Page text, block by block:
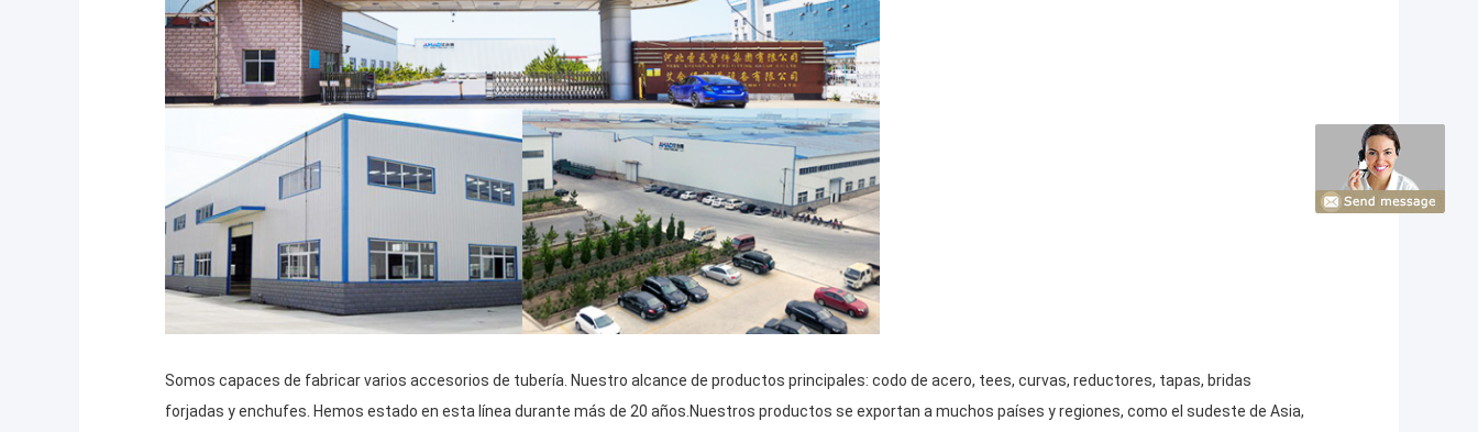
Somos capaces de fabricar varios accesorios de tubería. Nuestro alcance de productos principales: codo de acero, tees, curvas, reductores, tapas, bridas
forjadas y enchufes. Hemos estado en esta línea durante más de 20 años.Nuestros productos se exportan a muchos países y regiones, como el sudeste de Asia,